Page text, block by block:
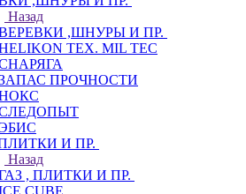
Назад
,ШНУРЫ И ПР.
TEX. MIL TEC
ПРОЧНОСТИ
И ПР.
Назад
, ПЛИТКИ И ПР.
CUBE